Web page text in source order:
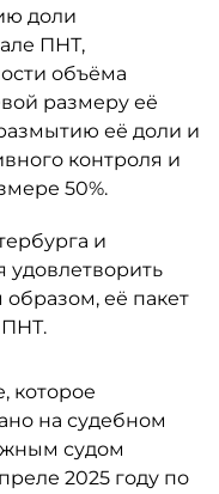
доли
ПНТ,
объёма
размеру её
её доли и
контроля и
50%.
и
удовлетворить
её пакет
ПНТ.
которое
на судебном
судом
2025 году по